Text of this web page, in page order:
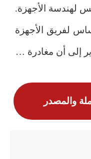
لهندسة الأجهزة.
لفريق الأجهزة
إلى أن مغادرة …
والمصدر